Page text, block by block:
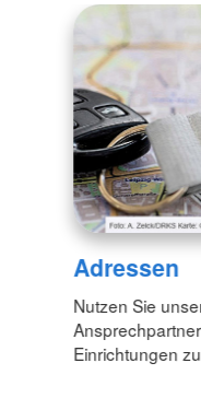
Adressen
Nutzen Sie
Einrichtungen